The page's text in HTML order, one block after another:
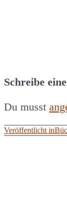
Schreibe
Du musst
Veröffentlicht in